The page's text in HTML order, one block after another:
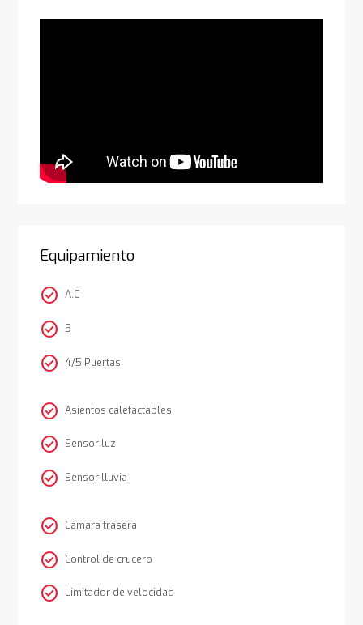
Equipamiento
check_circle A.C
check_circle 5
check_circle 4/5 Puertas
check_circle Asientos calefactables
check_circle Sensor luz
check_circle Sensor lluvia
check_circle Cámara trasera
check_circle Control de crucero
check_circle Limitador de velocidad